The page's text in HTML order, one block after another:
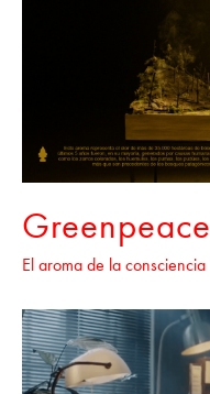
Greenpeace
El aroma de la consciencia